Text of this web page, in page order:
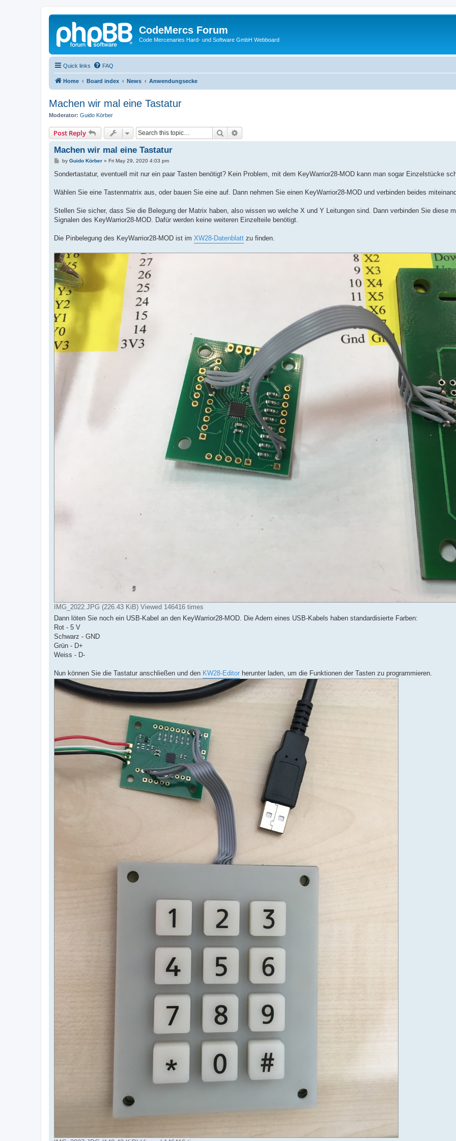
CodeMercs Forum
Code Mercenaries Hard- und Software GmbH Webboard
Quick links FAQ
Home Board index News Anwendungsecke
Machen wir mal eine Tastatur
Moderator: Guido Körber
Post Reply Search
Machen wir mal eine Tastatur
P
s
by Guido Körber» Fri May 29, 2020 4:03 pm
Sondertastatur, eventuell mit nur ein paar Tasten benötigt? Kein Problem, mit dem KeyWarrior28-MOD kann man sogar Einzelstücke
Wählen Sie eine Tastenmatrix aus, oder bauen Sie eine auf. Dann nehmen Sie einen KeyWarrior28-MOD und verbinden beides
Stellen Sie sicher, dass Sie die Belegung der Matrix haben, also wissen wo welche X und Y Leitungen sind. Dann verbinden Sie diese
Signalen des KeyWarrior28-MOD. Dafür werden keine weiteren Einzelteile benötigt.
Die Pinbelegung des KeyWarrior28-MOD ist im XW28-Datenblatt zu finden.
IMG_2022.JPG (226.43 KiB) Viewed 146416 times
Dann löten Sie noch ein USB-Kabel an den KeyWarrior28-MOD. Die Adern eines USB-Kabels haben standardisierte Farben:
Rot - 5 V
Schwarz - GND
Grün - D+
Weiss - D-
Nun können Sie die Tastatur anschließen und den KW28-Editor herunter laden, um die Funktionen der Tasten zu programmieren.